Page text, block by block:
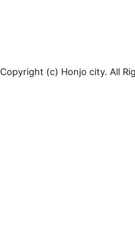
Copyright (c) Honjo city. All